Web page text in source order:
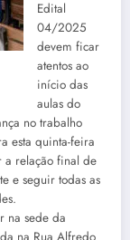
Edital
04/2025
devem ficar
atentos ao
início das
aulas do
no trabalho
esta quinta-feira
a relação final de
e seguir todas as
na sede da